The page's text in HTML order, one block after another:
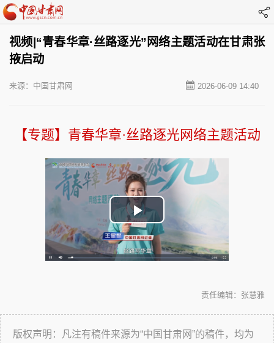
视频|“青春华章·丝路逐光”网络主题活动在甘肃张
掖启动
2026-06-09 14:40
来源：中国甘肃网
【专题】青春华章·丝路逐光网络主题活动
Play
Video
责任编辑：张慧雅
版权声明：凡注有稿件来源为“中国甘肃网”的稿件，均为